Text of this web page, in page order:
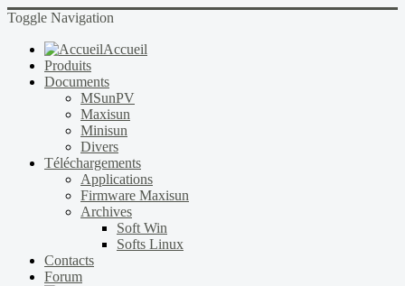
Toggle Navigation
Accueil
Produits
Documents
MSunPV
Maxisun
Minisun
Divers
Téléchargements
Applications
Firmware Maxisun
Archives
Soft Win
Softs Linux
Contacts
Forum